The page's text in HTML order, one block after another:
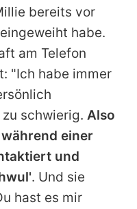
bereits vor
habe.
am Telefon
"Ich habe immer
schwierig. Also
einer
und
. Und sie
hast es mir